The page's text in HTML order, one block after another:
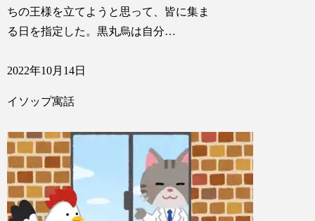
ちの王様を立てようと思って、皆に集ま
る日を指定した。黒丸烏は自分…
2022年10月14日
イソップ寓話